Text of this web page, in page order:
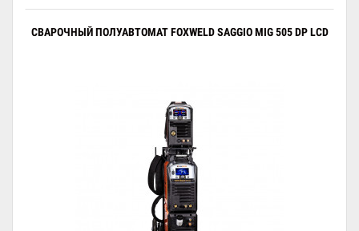
СВАРОЧНЫЙ ПОЛУАВТОМАТ FOXWELD SAGGIO MIG 505 DP LCD